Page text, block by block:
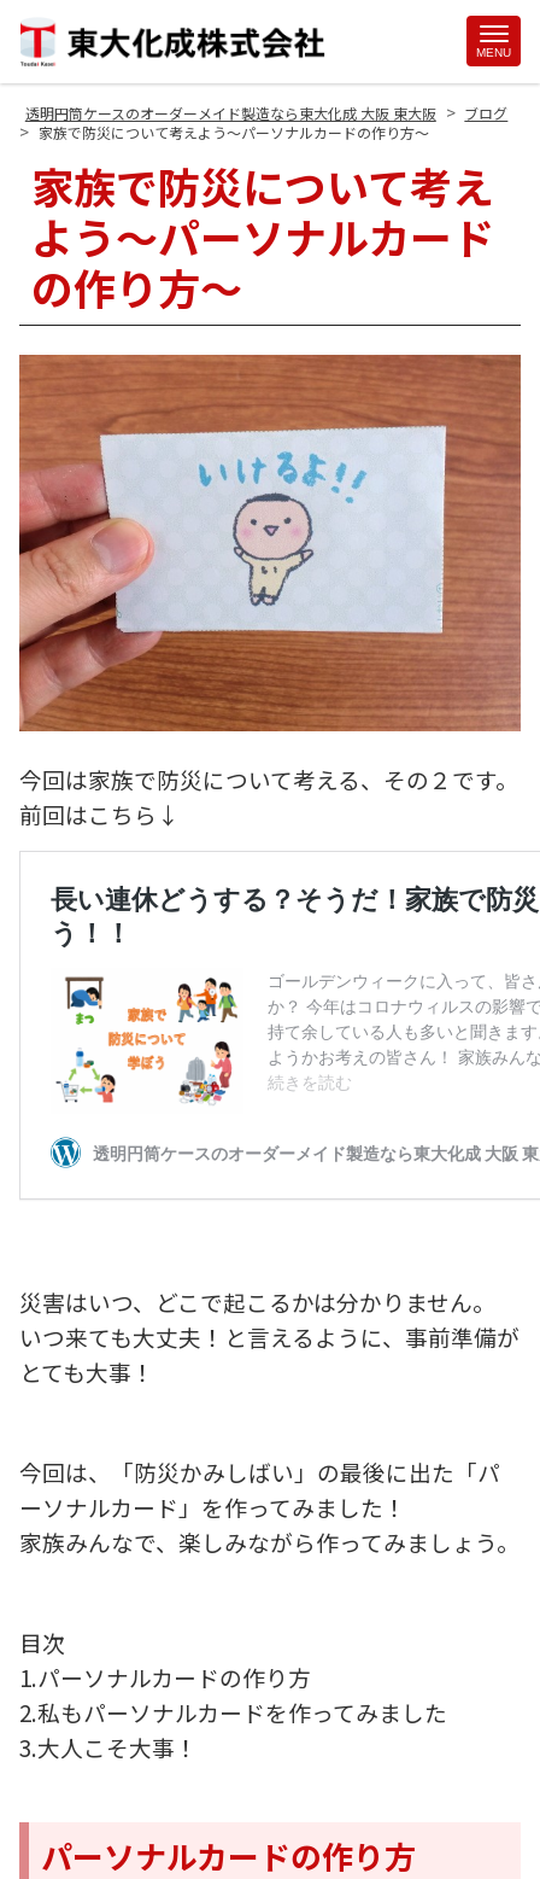
MENU
透明円筒ケースのオーダーメイド製造なら東大化成 大阪 東大阪 > ブログ
> 家族で防災について考えよう～パーソナルカードの作り方～
家族で防災について考え
よう～パーソナルカード
の作り方～
今回は家族で防災について考える、その２です。
前回はこちら↓
災害はいつ、どこで起こるかは分かりません。
いつ来ても大丈夫！と言えるように、事前準備が
とても大事！
今回は、「防災かみしばい」の最後に出た「パ
ーソナルカード」を作ってみました！
家族みんなで、楽しみながら作ってみましょう。
目次
1.パーソナルカードの作り方
2.私もパーソナルカードを作ってみました
3.大人こそ大事！
パーソナルカードの作り方
Site
Footer